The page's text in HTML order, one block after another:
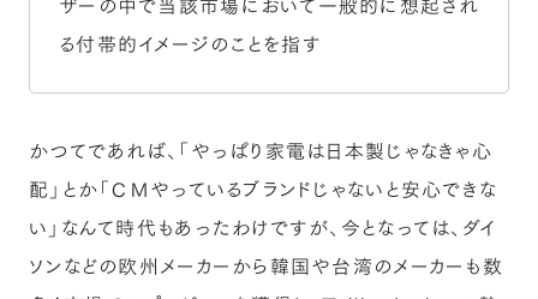
ザーの中で当該市場において一般的に想起され
る付帯的イメージのことを指す
かつてであれば、「やっぱり家電は日本製じゃなきゃ心
配」とか「ＣＭやっているブランドじゃないと安心できな
い」なんて時代もあったわけですが、今となっては、ダイ
ソンなどの欧州メーカーから韓国や台湾のメーカーも数